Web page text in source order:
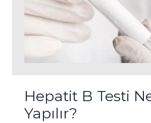
Hepatit B Testi
Yapılır?